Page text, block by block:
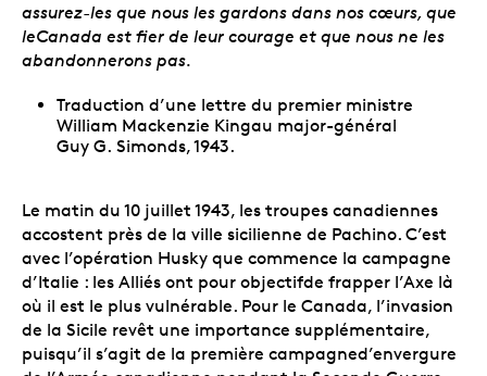
assurez-les que nous les gardons dans nos cœurs, que
leCanada est fier de leur courage et que nous ne les
abandonnerons pas.
Traduction d’une lettre du premier ministre
William Mackenzie Kingau major-général
Guy G. Simonds, 1943.
Le matin du 10 juillet 1943, les troupes canadiennes
accostent près de la ville sicilienne de Pachino. C’est
avec l’opération Husky que commence la campagne
d’Italie : les Alliés ont pour objectifde frapper l’Axe là
où il est le plus vulnérable. Pour le Canada, l’invasion
de la Sicile revêt une importance supplémentaire,
puisqu’il s’agit de la première campagned’envergure